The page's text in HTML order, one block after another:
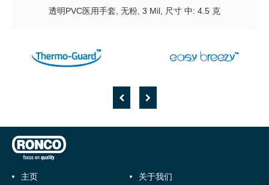
透明PVC医用手套, 无粉, 3 Mil, 尺寸 中: 4.5 克
主页 关于我们